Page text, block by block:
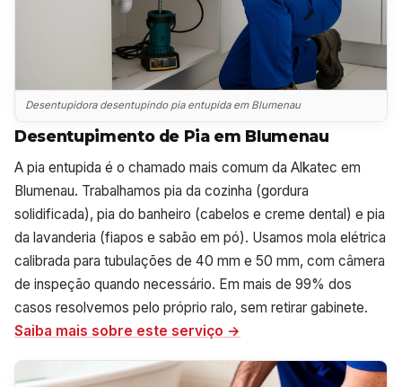
Desentupidora desentupindo pia entupida em Blumenau
Desentupimento de Pia em Blumenau
A pia entupida é o chamado mais comum da Alkatec em
Blumenau. Trabalhamos pia da cozinha (gordura
solidificada), pia do banheiro (cabelos e creme dental) e pia
da lavanderia (fiapos e sabão em pó). Usamos mola elétrica
calibrada para tubulações de 40 mm e 50 mm, com câmera
de inspeção quando necessário. Em mais de 99% dos
casos resolvemos pelo próprio ralo, sem retirar gabinete.
Saiba mais sobre este serviço →